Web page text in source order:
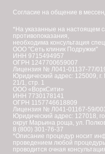
Согласие на общение в
*На указанные на настоящем
противопоказания,
необходима консультация
ООО "Сеть клиник Подружки"
ИНН 9715494957
ОГРН 1247700659007
Лицензия № Л041-01137-77/
Юридический адрес: 125009, г.
21/1, стр. 1
ООО «ВоркСити»
ИНН 7730178141
ОГРН 1157746618809
Лицензия № Л041-01167-59/
Юридический адрес: 127018,
округ Марьина роща, ул.
8 (800) 301-76-37
*Описание процедур носит
проведением любой
проводится очная